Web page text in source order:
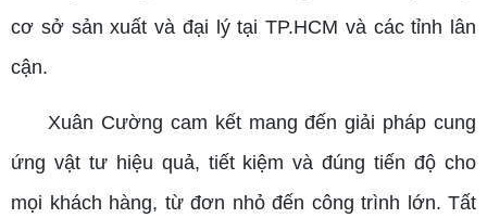
cơ sở sản xuất và đại lý tại TP.HCM và các tỉnh lân
cận.
Xuân Cường cam kết mang đến giải pháp cung
ứng vật tư hiệu quả, tiết kiệm và đúng tiến độ cho
mọi khách hàng, từ đơn nhỏ đến công trình lớn. Tất